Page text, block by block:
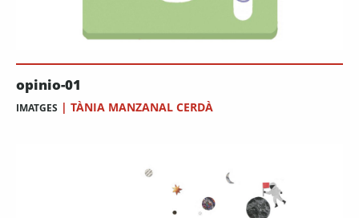
opinio-01
IMATGES | TÀNIA MANZANAL CERDÀ